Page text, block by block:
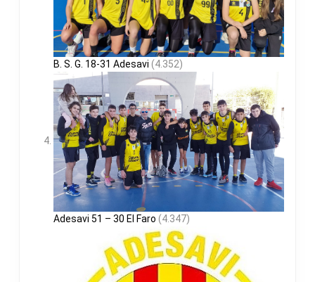
B. S. G. 18-31 Adesavi (4.352)
Adesavi 51 – 30 El Faro (4.347)